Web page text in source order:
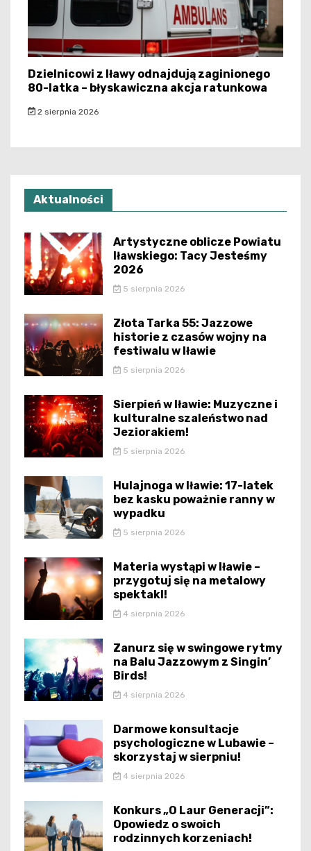
Dzielnicowi z Iławy odnajdują zaginionego
80-latka – błyskawiczna akcja ratunkowa
2 sierpnia 2026
Aktualności
Artystyczne oblicze Powiatu
Iławskiego: Tacy Jesteśmy
2026
5 sierpnia 2026
Złota Tarka 55: Jazzowe
historie z czasów wojny na
festiwalu w Iławie
5 sierpnia 2026
Sierpień w Iławie: Muzyczne i
kulturalne szaleństwo nad
Jeziorakiem!
5 sierpnia 2026
Hulajnoga w Iławie: 17-latek
bez kasku poważnie ranny w
wypadku
5 sierpnia 2026
Materia wystąpi w Iławie –
przygotuj się na metalowy
spektakl!
4 sierpnia 2026
Zanurz się w swingowe rytmy
na Balu Jazzowym z Singin’
Birds!
4 sierpnia 2026
Darmowe konsultacje
psychologiczne w Lubawie –
skorzystaj w sierpniu!
4 sierpnia 2026
Konkurs „O Laur Generacji”:
Opowiedz o swoich
rodzinnych korzeniach!